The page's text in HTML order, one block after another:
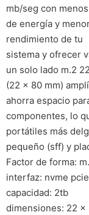
mb/seg con
de energía y
rendimiento de tu
sistema y ofrecer
un solo lado m.2
(22 x 80 mm)
ahorra espacio
componentes, lo
portátiles más
pequeño (sff) y
Factor de forma:
interfaz: nvme
capacidad: 2tb
dimensiones: 22 x